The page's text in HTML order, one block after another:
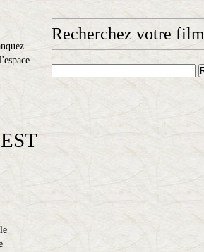
Recherchez votre film